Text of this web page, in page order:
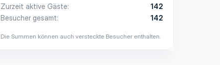
Zurzeit aktive Gäste
142
Besucher gesamt
142
Die Summen können auch versteckte Besucher enthalten.